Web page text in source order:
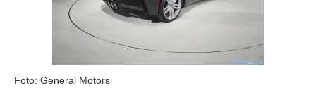
Foto: General Motors